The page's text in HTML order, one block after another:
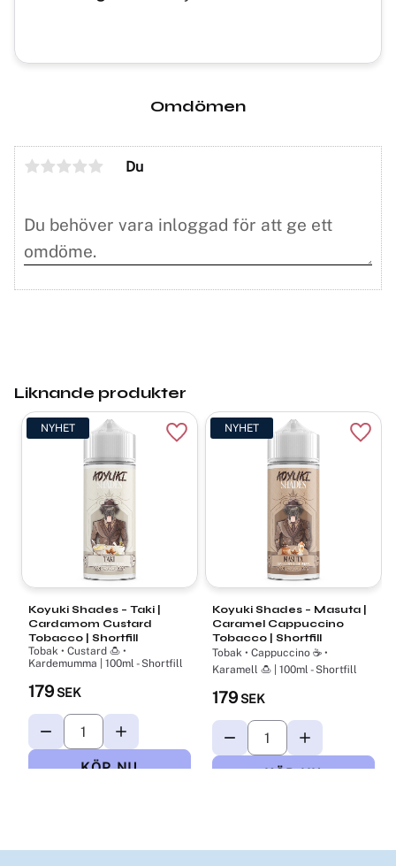
Omdömen
Du
Liknande produkter
Koyuki Shades – Taki |
Cardamom Custard
Tobacco | Shortfill
Tobak • Custard 🍮 •
Kardemumma | 100ml - Shortfill
179 SEK
NYHET
Lägg till i favoriter
Koyuki Shades – Masuta |
Caramel Cappuccino
Tobacco | Shortfill
Tobak • Cappuccino ☕ •
Karamell 🍮 | 100ml - Shortfill
179 SEK
NYHET